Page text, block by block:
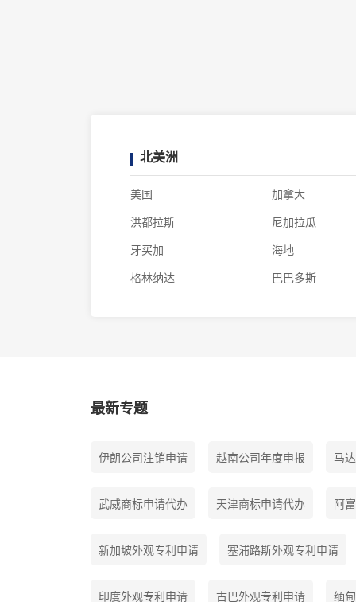
北美洲
美国 加拿大
洪都拉斯 尼加拉瓜
牙买加 海地
格林纳达 巴巴多斯
最新专题
伊朗公司注销申请 越南公司年度申报 马
武威商标申请代办 天津商标申请代办 阿
新加坡外观专利申请 塞浦路斯外观专利申请
印度外观专利申请 古巴外观专利申请 缅